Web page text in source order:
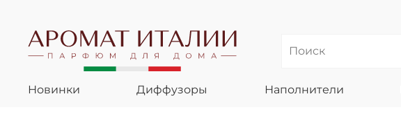
Новинки Диффузоры Наполнители